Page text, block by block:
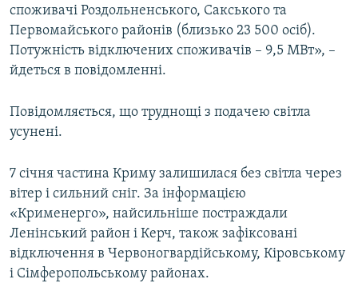
споживачі Роздольненського, Сакського та
Первомайського районів (близько 23 500 осіб).
Потужність відключених споживачів – 9,5 МВт», –
йдеться в повідомленні.
Повідомляється, що труднощі з подачею світла
усунені.
7 січня частина Криму залишилася без світла через
вітер і сильний сніг. За інформацією
«Крименерго», найсильніше постраждали
Ленінський район і Керч, також зафіксовані
відключення в Червоногвардійському, Кіровському
і Сімферопольському районах.